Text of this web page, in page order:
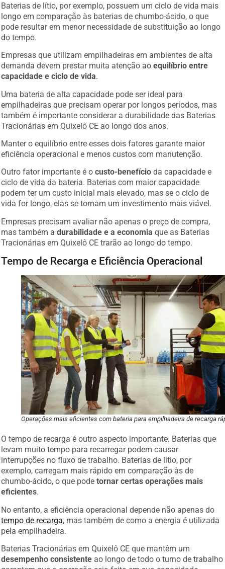
Baterias de lítio, por exemplo, possuem um ciclo de vida mais
longo em comparação às baterias de chumbo-ácido, o que
pode resultar em menor necessidade de substituição ao longo
do tempo.
Empresas que utilizam empilhadeiras em ambientes de alta
demanda devem prestar muita atenção aoequilíbrio entre
capacidade e ciclo de vida.
Uma bateria de alta capacidade pode ser ideal para
empilhadeiras que precisam operar por longos períodos, mas
também é importante considerar a durabilidade das Baterias
Tracionárias em Quixelô CE ao longo dos anos.
Manter o equilíbrio entre esses dois fatores garante maior
eficiência operacional e menos custos com manutenção.
Outro fator importante é ocusto-benefício da capacidade e
ciclo de vida da bateria. Baterias com maior capacidade
podem ter um custo inicial mais elevado, mas se o ciclo de
vida for longo, elas se tornam um investimento mais viável.
Empresas precisam avaliar não apenas o preço de compra,
mas também adurabilidade e a economia que as Baterias
Tracionárias em Quixelô CE trarão ao longo do tempo.
Tempo de Recarga e Eficiência Operacional
Operações mais eficientes com bateria para empilhadeira de recarga
O tempo de recarga é outro aspecto importante. Baterias que
levam muito tempo para recarregar podem causar
interrupções no fluxo de trabalho. Baterias de lítio, por
exemplo, carregam mais rápido em comparação às de
chumbo-ácido, o que podetornar certas operações mais
eficientes.
No entanto, a eficiência operacional depende não apenas do
tempo de recarga, mas também de como a energia é utilizada
pela empilhadeira.
Baterias Tracionárias em Quixelô CE que mantêm um
desempenho consistente ao longo de todo o turno de trabalho